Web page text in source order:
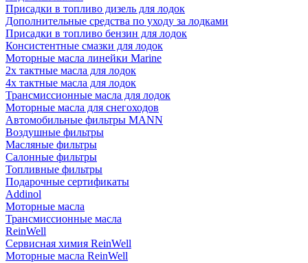
Присадки в топливо дизель для лодок
Дополнительные средства по уходу за лодками
Присадки в топливо бензин для лодок
Консистентные смазки для лодок
Моторные масла линейки Marine
2х тактные масла для лодок
4х тактные масла для лодок
Трансмиссионные масла для лодок
Моторные масла для снегоходов
Автомобильные фильтры MANN
Воздушные фильтры
Масляные фильтры
Салонные фильтры
Топливные фильтры
Подарочные сертификаты
Addinol
Моторные масла
Трансмиссионные масла
ReinWell
Сервисная химия ReinWell
Моторные масла ReinWell